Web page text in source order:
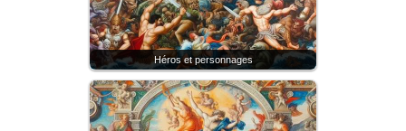
Héros et personnages